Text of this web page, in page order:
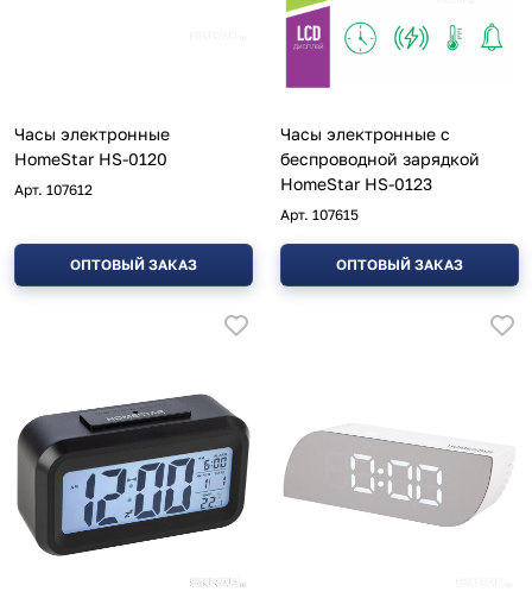
Часы электронные
HomeStar HS-0120
Арт. 107612
ОПТОВЫЙ ЗАКАЗ
Часы электронные с
беспроводной зарядкой
HomeStar HS-0123
Арт. 107615
ОПТОВЫЙ ЗАКАЗ